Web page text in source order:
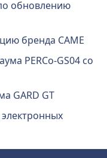
обновлению
бренда CAME
PERCo-GS04 со
GARD GT